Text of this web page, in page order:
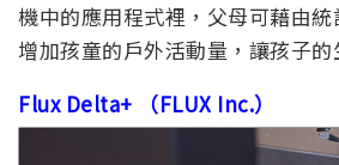
機中的應用程式裡，父母可藉由
增加孩童的戶外活動量，讓孩子的
Flux Delta+ （FLUX Inc.）